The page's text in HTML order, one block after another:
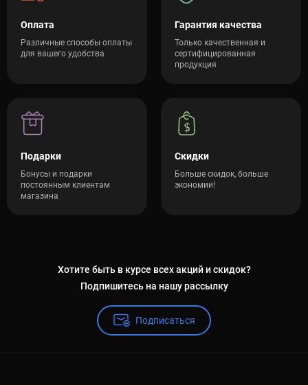
Оплата
Различные способы оплаты
для вашего удобства
Гарантия качества
Только качественная и
сертифицированная
продукция
Подарки
Бонусы и подарки
постоянным клиентам
магазина
Скидки
Больше скидок, больше
экономии!
Хотите быть в курсе всех акций и скидок?
Подпишитесь на нашу рассылку
Подписаться